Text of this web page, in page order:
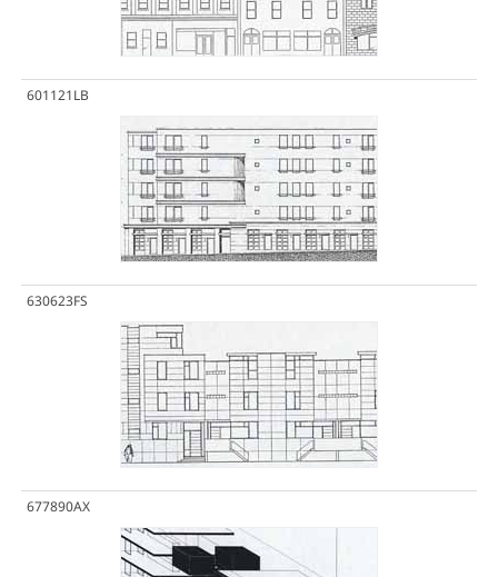
601121LB
630623FS
677890AX